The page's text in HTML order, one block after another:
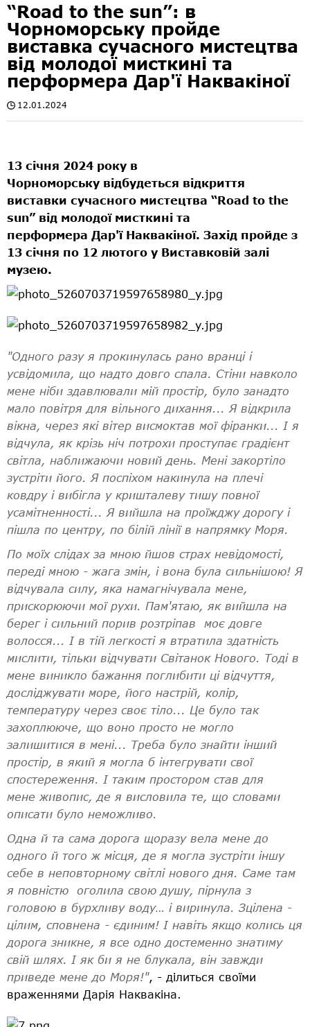
“Road to the sun”: в
Чорноморську пройде
виставка сучасного мистецтва
від молодої мисткині та
перформера Дар'ї Наквакіної
12.01.2024
13 січня 2024 року в
Чорноморську відбудеться відкриття
виставки сучасного мистецтва “Road to the
sun” від молодої мисткині та
перформера Дар'ї Наквакіної. Захід пройде з
13 січня по 12 лютого у Виставковій залі
музею.
"Одного разу я прокинулась рано вранці і
усвідомила, що надто довго спала. Стіни навколо
мене ніби здавлювали мій простір, було занадто
мало повітря для вільного дихання... Я відкрила
вікна, через які вітер висмоктав мої фіранки... І я
відчула, як крізь ніч потрохи проступає градієнт
світла, наближаючи новий день. Мені закортіло
зустріти його. Я поспіхом накинула на плечі
ковдру і вибігла у кришталеву тишу повної
усамітненності... Я вийшла на проїжджу дорогу і
пішла по центру, по білій лінії в напрямку Моря.
По моїх слідах за мною йшов страх невідомості,
переді мною - жага змін, і вона була сильнішою! Я
відчувала силу, яка намагнічувала мене,
прискорюючи мої рухи. Пам'ятаю, як вийшла на
берег і сильний порив розтріпав моє довге
волосся... І в тій легкості я втратила здатність
мислити, тільки відчувати Світанок Нового. Тоді в
мене виникло бажання поглибити ці відчуття,
досліджувати море, його настрій, колір,
температуру через своє тіло... Це було так
захоплююче, що воно просто не могло
залишитися в мені... Треба було знайти інший
простір, в який я могла б інтегрувати свої
спостереження. І таким простором став для
мене живопис, де я висловила те, що словами
описати було неможливо.
Одна й та сама дорога щоразу вела мене до
одного й того ж місця, де я могла зустріти іншу
себе в неповторному світлі нового дня. Саме там
я повністю оголила свою душу, пірнула з
головою в бурхливу воду… і виринула. Зцілена -
цілим, сповнена - єдиним! І навіть якщо колись ця
дорога зникне, я все одно достеменно знатиму
свій шлях. І як би я не блукала, він завжди
приведе мене до Моря!", - ділиться своїми
враженнями Дарія Наквакіна.